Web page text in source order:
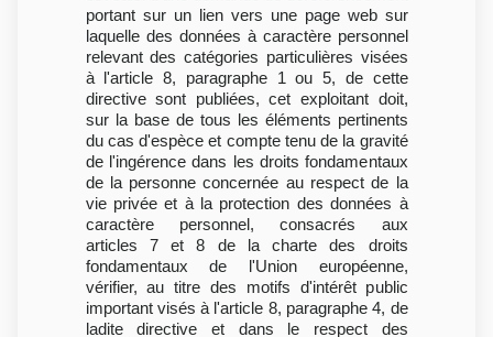
portant sur un lien vers une page web sur
laquelle des données à caractère personnel
relevant des catégories particulières visées
à l'article 8, paragraphe 1 ou 5, de cette
directive sont publiées, cet exploitant doit,
sur la base de tous les éléments pertinents
du cas d'espèce et compte tenu de la gravité
de l'ingérence dans les droits fondamentaux
de la personne concernée au respect de la
vie privée et à la protection des données à
caractère personnel, consacrés aux
articles 7 et 8 de la charte des droits
fondamentaux de l'Union européenne,
vérifier, au titre des motifs d'intérêt public
important visés à l'article 8, paragraphe 4, de
ladite directive et dans le respect des